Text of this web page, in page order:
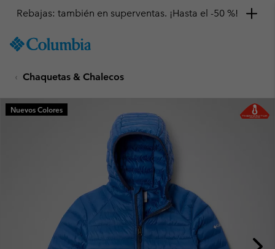
TO
SKIP
MAIN
NAV
Rebajas: también en superventas. ¡Hasta el -50 %!
Chaquetas & Chalecos
Nuevos Colores